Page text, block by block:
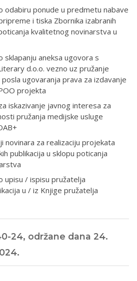
odabiru ponude u predmetu nabave
i tiska Zbornika izabranih
kvalitetnog novinarstva u
sklapanju aneksa ugovora s
d.o.o. vezno uz pružanje
ugovaranja prava za izdavanje
projekta
iskazivanje javnog interesa za
pružanja medijske usluge
novinara za realizaciju projekata
publikacija u sklopu poticanja
upisu / ispisu pružatelja
u / iz Knjige pružatelja
24, održane dana 24.